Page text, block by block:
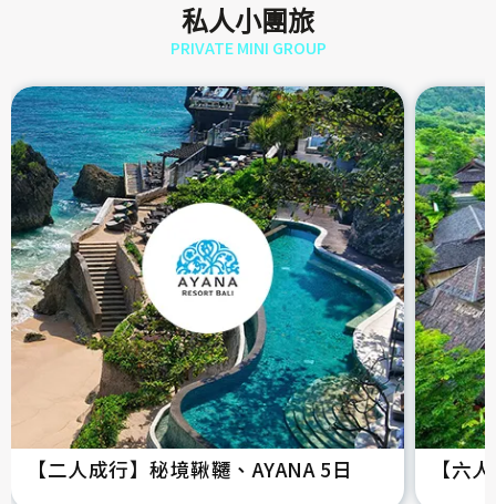
私人小團旅
PRIVATE MINI GROUP
【二人成行】秘境鞦韆、AYANA 5日 【六